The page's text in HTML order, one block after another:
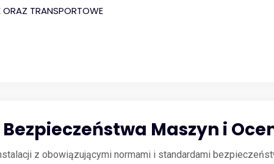
TRANSPORTOWE
Maszyn i
z obowiązującymi normami i standardami